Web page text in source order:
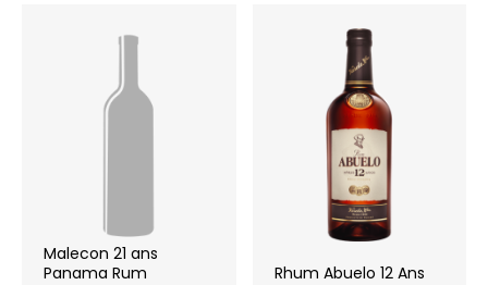
Malecon 21 ans
Panama Rum
Rhum Abuelo 12 Ans